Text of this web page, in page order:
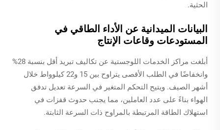
الحثية.
البيانات الميدانية عن الأداء الطاقي في
المستودعات وقاعات الإنتاج
أبلغت مراكز الخدمات اللوجستية عن تكاليف تبريد أقل بنسبة 28%
وانخفاضًا في الطلب الأقصى يتراوح بين 15 و22 كيلوواط خلال
أشهر الصيف. ويتيح التحكم المتغير في السرعة تعديل تدفق
الهواء بناءً على عدد العاملين، مما يجنب حدوث قفزات في
استهلاك الطاقة المرتبطة بالمراوح ذات السرعة الثابتة.